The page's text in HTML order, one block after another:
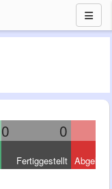
0 0
Fertiggestellt